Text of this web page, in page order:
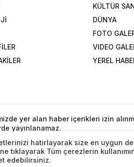
KÜLTÜR
DÜNYA
FOTO
VIDEO
YEREL
yer alan haber içerikleri izin
yayınlanamaz.
hatırlayarak size en uygun
tıklayarak Tüm çerezlerin
edebilirsiniz.